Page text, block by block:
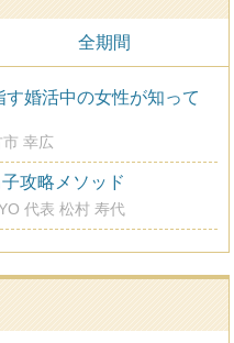
全期間
す婚活中の女性が知って
市 幸広
攻略メソッド
代表 松村 寿代